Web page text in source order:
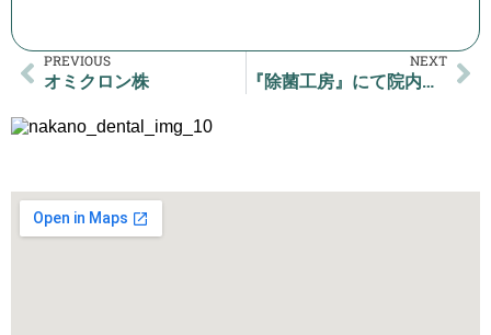
PREVIOUS
オミクロン株
NEXT
『除菌工房』にて院内をクリーンに。